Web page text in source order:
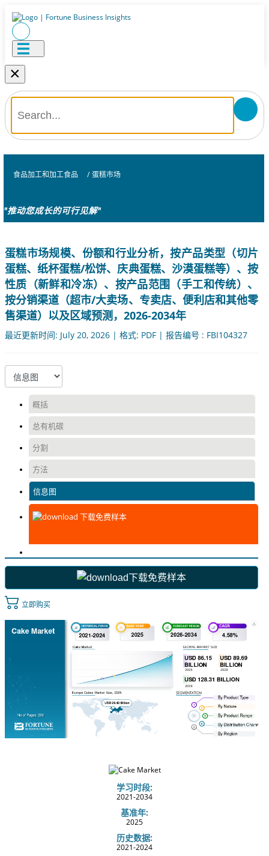
×
食品加工和加工食品 / 蛋糕市场
"推动您成长的可行见解"
蛋糕市场规模、份额和行业分析，按产品类型（切片
蛋糕、纸杯蛋糕/松饼、庆典蛋糕、沙漠蛋糕等）、按
性质（新鲜和冷冻）、按产品范围（手工和传统）、
按分销渠道（超市/大卖场、专卖店、便利店和其他零
售渠道）以及区域预测，2026-2034年
最近更新时间: July 20, 2026 | 格式: PDF | 报告编号 : FBI104327
概括
总有机碳
分割
方法
信息图
下载免费样本
下载免费样本
立即购买
学习时段:
2021-2034
基准年:
2025
历史数据:
2021-2024